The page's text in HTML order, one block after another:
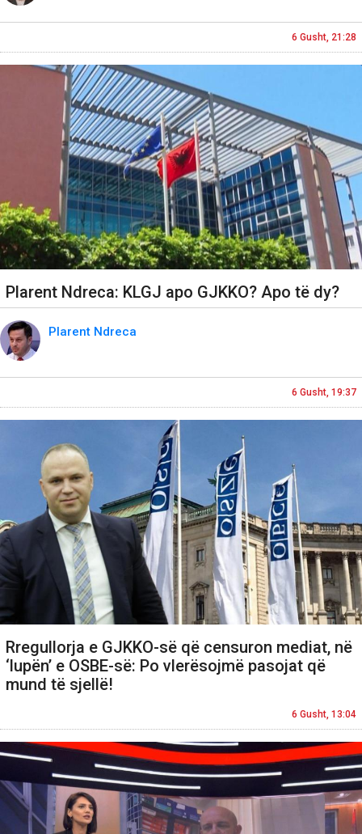
6 Gusht, 21:28
Plarent Ndreca: KLGJ apo GJKKO? Apo të dy?
Plarent Ndreca
6 Gusht, 19:37
Rregullorja e GJKKO-së që censuron mediat, në
‘lupën’ e OSBE-së: Po vlerësojmë pasojat që
mund të sjellë!
6 Gusht, 13:04